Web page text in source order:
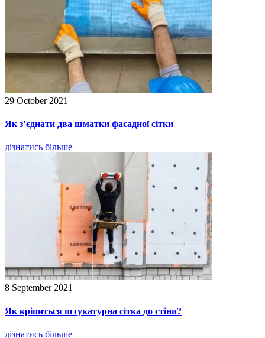
29 October 2021
Як з’єднати два шматки фасадної сітки
дізнатись більше
8 September 2021
Як кріпиться штукатурна сітка до стіни?
дізнатись більше